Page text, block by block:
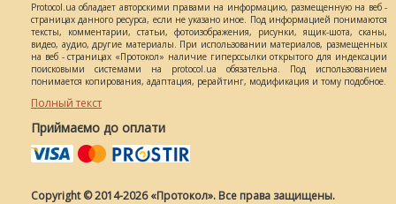
Protocol.ua обладает авторскими правами на информацию, размещенную на веб -
страницах данного ресурса, если не указано иное. Под информацией понимаются
тексты, комментарии, статьи, фотоизображения, рисунки, ящик-шота, сканы,
видео, аудио, другие материалы. При использовании материалов, размещенных
на веб - страницах «Протокол» наличие гиперссылки открытого для индексации
поисковыми системами на protocol.ua обязательна. Под использованием
понимается копирования, адаптация, рерайтинг, модификация и тому подобное.
Полный текст
Приймаємо до оплати
Copyright © 2014-2026 «Протокол». Все права защищены.